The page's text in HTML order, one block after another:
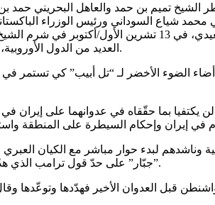
الشيخ تميم بن حمد والعاهل البحريني
محمد شياع السوداني ورئيس الوزراء
الكويتي الشيخ أحمد عبد الله الأحمد الصباح ووزير خارجية
العديد من الدول الأوروبية، كان الجميع يعتقد أو هكذا كانوا يظنّون أنهم سيحقّقون السلام في غزة.
الضوء الأخضر لـ “تل أبيب” كي تستمر
لبدء حوار مباشر مع الكيان
جبّار” على حدّ قول ترامب الذي هدّد وتوعّد الأمير محمد بن سلمان، وقال عنه إنه “سيأتي ويقبّل مؤخّرته”.
قبل العدوان الأخير فهدّدها وتوعّدها